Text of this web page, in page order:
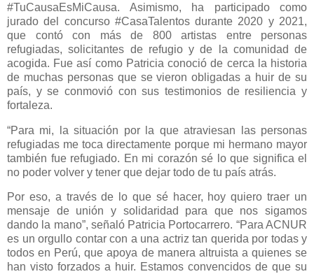
#TuCausaEsMiCausa. Asimismo, ha participado como
jurado del concurso #CasaTalentos durante 2020 y 2021,
que contó con más de 800 artistas entre personas
refugiadas, solicitantes de refugio y de la comunidad de
acogida. Fue así como Patricia conoció de cerca la historia
de muchas personas que se vieron obligadas a huir de su
país, y se conmovió con sus testimonios de resiliencia y
fortaleza.
“Para mi, la situación por la que atraviesan las personas
refugiadas me toca directamente porque mi hermano mayor
también fue refugiado. En mi corazón sé lo que significa el
no poder volver y tener que dejar todo de tu país atrás.
Por eso, a través de lo que sé hacer, hoy quiero traer un
mensaje de unión y solidaridad para que nos sigamos
dando la mano”, señaló Patricia Portocarrero. “Para ACNUR
es un orgullo contar con a una actriz tan querida por todas y
todos en Perú, que apoya de manera altruista a quienes se
han visto forzados a huir. Estamos convencidos de que su